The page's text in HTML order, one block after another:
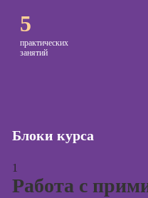
5
практических
занятий
Блоки курса
1
Работа с